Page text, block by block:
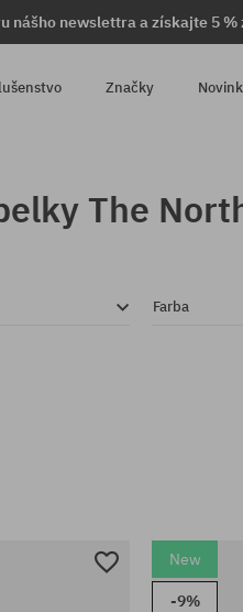
nášho newslettra a získajte 5
Značky
The
Farba
New
-9%